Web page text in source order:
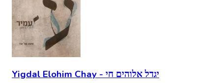
Yigdal Elohim Chay - יגדל אלוהים חי